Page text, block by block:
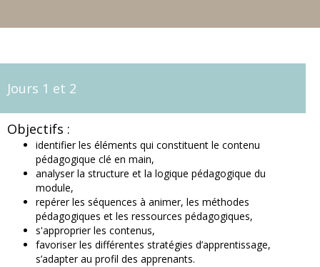
Jours 1 et 2
Objectifs :
identifier les éléments qui constituent le contenu
pédagogique clé en main,
analyser la structure et la logique pédagogique du
module,
repérer les séquences à animer, les méthodes
pédagogiques et les ressources pédagogiques,
s'approprier les contenus,
favoriser les différentes stratégies d’apprentissage,
s’adapter au profil des apprenants.